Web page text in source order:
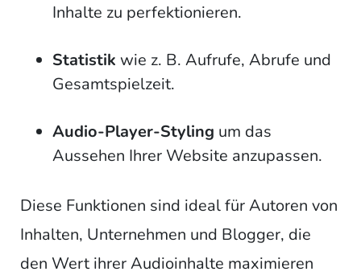
Inhalte zu perfektionieren.
Statistik wie z. B. Aufrufe, Abrufe und
Gesamtspielzeit.
Audio-Player-Styling um das
Aussehen Ihrer Website anzupassen.
Diese Funktionen sind ideal für Autoren von
Inhalten, Unternehmen und Blogger, die
den Wert ihrer Audioinhalte maximieren